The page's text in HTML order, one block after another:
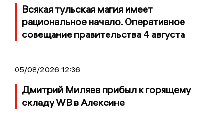
Всякая тульская магия имеет
рациональное начало. Оперативное
совещание правительства 4 августа
05/08/2026 12:36
Дмитрий Миляев прибыл к горящему
складу WB в Алексине